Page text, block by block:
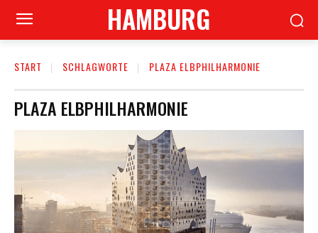
HAMBURG
START SCHLAGWORTE PLAZA ELBPHILHARMONIE
PLAZA ELBPHILHARMONIE